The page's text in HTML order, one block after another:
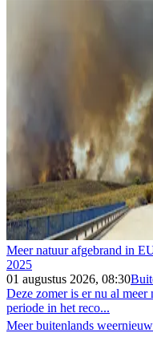
Meer natuur afgebrand in
2025
01 augustus 2026, 08:30
Deze zomer is er nu al
periode in het reco...
Meer buitenlands